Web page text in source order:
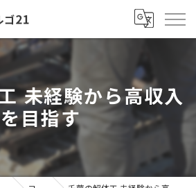
未経験から高収入
を目指す